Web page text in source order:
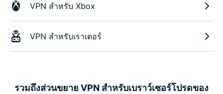
VPN สำหรับ Xbox
VPN สำหรับเราเตอร์
รวมถึงส่วนขยาย VPN สำหรับเบราว์เซอร์โปรดของ